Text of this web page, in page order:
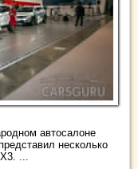
автосалоне
несколько
...